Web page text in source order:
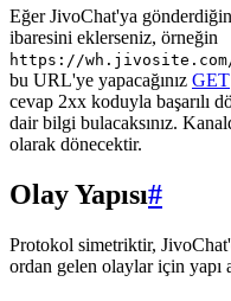
Eğer JivoChat'ya
ibaresini eklerseniz, örneğin
https://
bu URL'ye yapacağınız GET
cevap 2xx koduyla başarılı
dair bilgi bulacaksınız.
olarak dönecektir.
Olay Yapısı#
Protokol simetriktir,
ordan gelen olaylar için yapı